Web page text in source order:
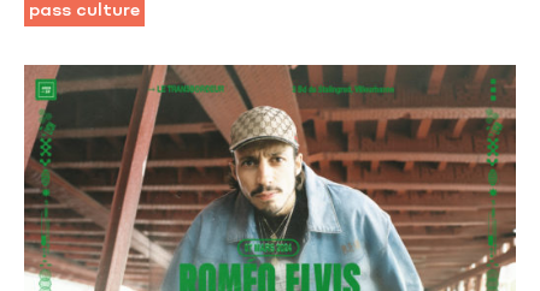
pass culture